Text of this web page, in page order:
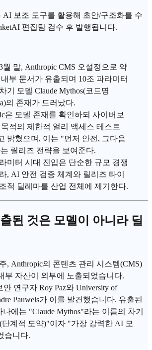
AI 보조 도구를 활용해 초안/구조화를 수
편집팀 검수 후 발행됩니다.
월 말, Anthropic CMS 오설정으로 약
내부 문서가 유출되며 10조 파라미터
기 모델 Claude Mythos(코드명
의 존재가 드러났다.
은 모델 존재를 확인하되 사이버보
적의 제한적 얼리 액세스 테스트
밝혔으며, 이는 "먼저 안전, 그다음
릴리즈 전략을 보여준다.
미터 시대 진입은 단순한 규모 경쟁
, AI 안전 검증 체계와 릴리즈 타이
적 딜레마를 산업 전체에 제기한다.
된 것은 모델이 아니라 딜
, Anthropic의 콘텐츠 관리 시스템(CMS)
부 자산이 외부에 노출되었습니다.
안 연구자 Roy Paz와 University of
Pauwels가 이를 발견했습니다. 유출된
에는 "Claude Mythos"라는 이름의 차기
단계적 도약)"이자 "가장 강력한 AI 모
습니다.